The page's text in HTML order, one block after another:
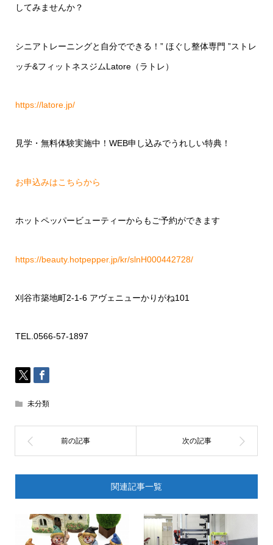
してみませんか？
シニアトレーニングと自分でできる！ ” ほぐし整体専門 ”ストレ
ッチ&フィットネスジムLatore（ラトレ）
https://latore.jp/
見学・無料体験実施中！ WEB申し込みでうれしい特典！
お申込みはこちらから
ホットペッパービューティーからもご予約ができます
https://beauty.hotpepper.jp/kr/slnH000442728/
刈谷市築地町2-1-6 アヴェニューかりがね101
TEL.0566-57-1897
未分類
関連記事一覧